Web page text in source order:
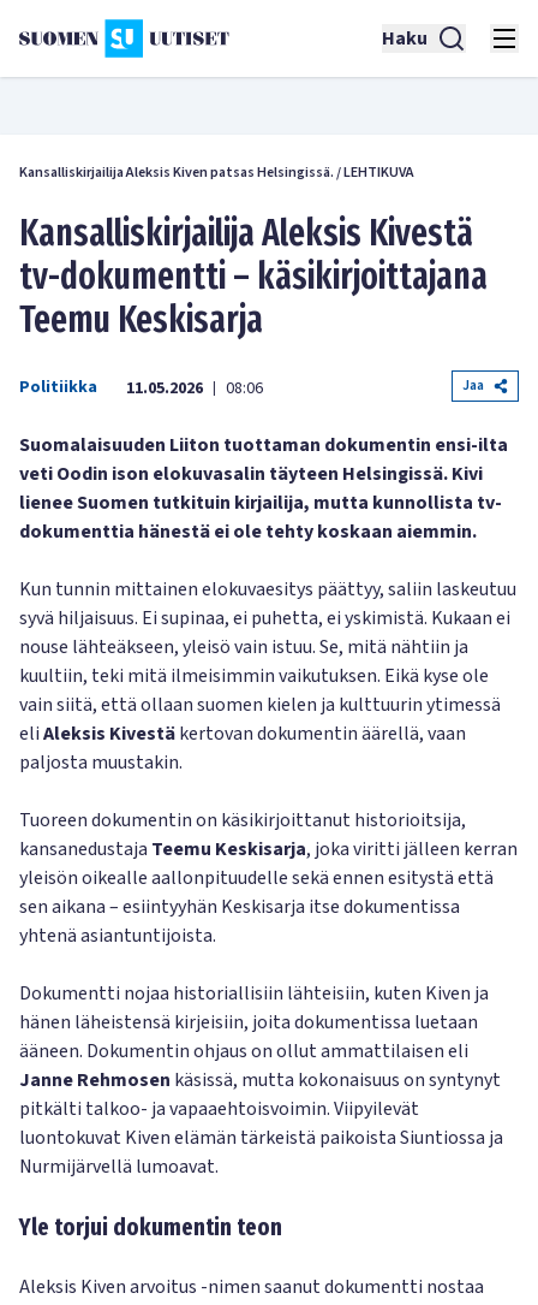
Haku
Kansalliskirjailija Aleksis Kiven patsas Helsingissä./LEHTIKUVA
Kansalliskirjailija Aleksis Kivestä
tv-dokumentti – käsikirjoittajana
Teemu Keskisarja
Politiikka 11.05.2026 | 08:06 Jaa
Suomalaisuuden Liiton tuottaman dokumentin ensi-ilta
veti Oodin ison elokuvasalin täyteen Helsingissä. Kivi
lienee Suomen tutkituin kirjailija, mutta kunnollista tv-
dokumenttia hänestä ei ole tehty koskaan aiemmin.
Kun tunnin mittainen elokuvaesitys päättyy, saliin laskeutuu
syvä hiljaisuus. Ei supinaa, ei puhetta, ei yskimistä. Kukaan ei
nouse lähteäkseen, yleisö vain istuu. Se, mitä nähtiin ja
kuultiin, teki mitä ilmeisimmin vaikutuksen. Eikä kyse ole
vain siitä, että ollaan suomen kielen ja kulttuurin ytimessä
eliAleksis Kivestäkertovan dokumentin äärellä, vaan
paljosta muustakin.
Tuoreen dokumentin on käsikirjoittanut historioitsija,
kansanedustaja Teemu Keskisarja, joka viritti jälleen kerran
yleisön oikealle aallonpituudelle sekä ennen esitystä että
sen aikana – esiintyyhän Keskisarja itse dokumentissa
yhtenä asiantuntijoista.
Dokumentti nojaa historiallisiin lähteisiin, kuten Kiven ja
hänen läheistensä kirjeisiin, joita dokumentissa luetaan
ääneen. Dokumentin ohjaus on ollut ammattilaisen eli
Janne Rehmosen käsissä, mutta kokonaisuus on syntynyt
pitkälti talkoo- ja vapaaehtoisvoimin. Viipyilevät
luontokuvat Kiven elämän tärkeistä paikoista Siuntiossa ja
Nurmijärvellä lumoavat.
Yle torjui dokumentin teon
Aleksis Kiven arvoitus -nimen saanut dokumentti nostaa